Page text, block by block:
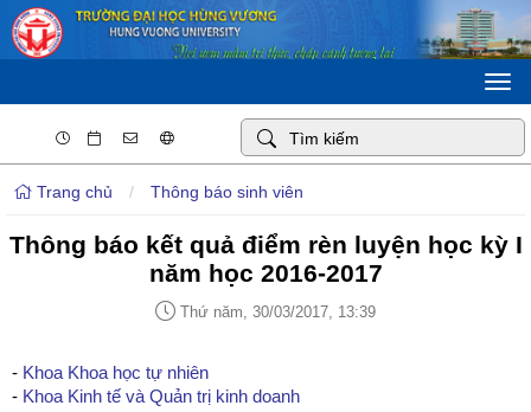
Trang chủ / Thông báo sinh viên
Thông báo kết quả điểm rèn luyện học kỳ I
năm học 2016-2017
Thứ năm, 30/03/2017, 13:39
- Khoa Khoa học tự nhiên
- Khoa Kinh tế và Quản trị kinh doanh